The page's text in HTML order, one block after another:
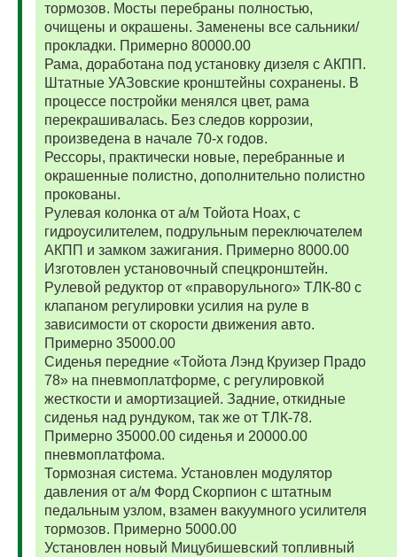
тормозов. Мосты перебраны полностью,
очищены и окрашены. Заменены все сальники/
прокладки. Примерно 80000.00
Рама, доработана под установку дизеля с АКПП.
Штатные УАЗовские кронштейны сохранены. В
процессе постройки менялся цвет, рама
перекрашивалась. Без следов коррозии,
произведена в начале 70-х годов.
Рессоры, практически новые, перебранные и
окрашенные полистно, дополнительно полистно
прокованы.
Рулевая колонка от а/м Тойота Ноах, с
гидроусилителем, подрульным переключателем
АКПП и замком зажигания. Примерно 8000.00
Изготовлен установочный спецкронштейн.
Рулевой редуктор от «праворульного» ТЛК-80 с
клапаном регулировки усилия на руле в
зависимости от скорости движения авто.
Примерно 35000.00
Сиденья передние «Тойота Лэнд Круизер Прадо
78» на пневмоплатформе, с регулировкой
жесткости и амортизацией. Задние, откидные
сиденья над рундуком, так же от ТЛК-78.
Примерно 35000.00 сиденья и 20000.00
пневмоплатфома.
Тормозная система. Установлен модулятор
давления от а/м Форд Скорпион с штатным
педальным узлом, взамен вакуумного усилителя
тормозов. Примерно 5000.00
Установлен новый Мицубишевский топливный